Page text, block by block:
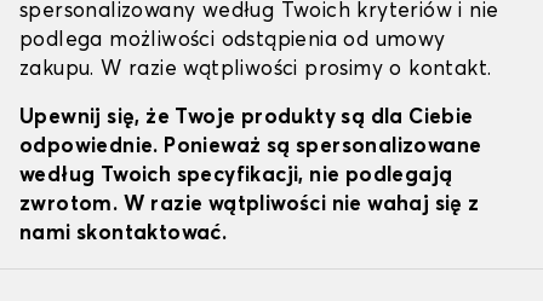
spersonalizowany według Twoich kryteriów i nie
podlega możliwości odstąpienia od umowy
zakupu. W razie wątpliwości prosimy o kontakt.
Upewnij się, że Twoje produkty są dla Ciebie
odpowiednie. Ponieważ są spersonalizowane
według Twoich specyfikacji, nie podlegają
zwrotom. W razie wątpliwości nie wahaj się z
nami skontaktować.